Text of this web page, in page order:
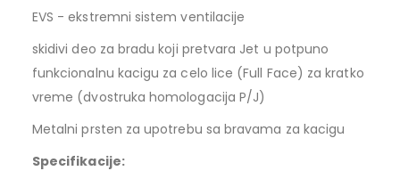
EVS - ekstremni sistem ventilacije
skidivi deo za bradu koji pretvara Jet u potpuno
funkcionalnu kacigu za celo lice (Full Face) za kratko
vreme (dvostruka homologacija P/J)
Metalni prsten za upotrebu sa bravama za kacigu
Specifikacije: